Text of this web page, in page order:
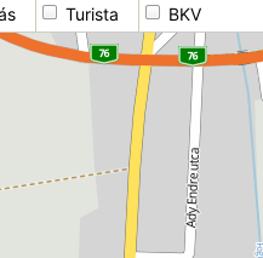
Turista BKV